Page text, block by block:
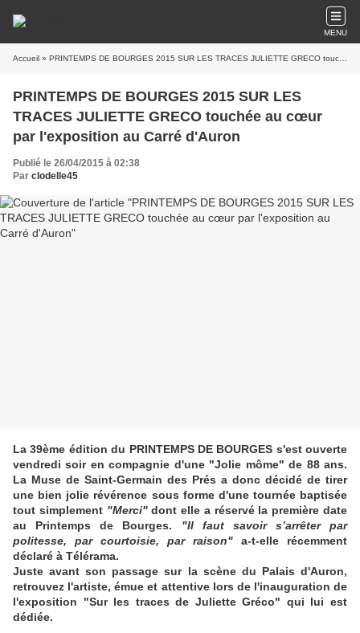
MENU
Accueil » PRINTEMPS DE BOURGES 2015 SUR LES TRACES JULIETTE GRECO touchée au cœur par l'exposition au Carré d'Auron
PRINTEMPS DE BOURGES 2015 SUR LES
TRACES JULIETTE GRECO touchée au cœur
par l'exposition au Carré d'Auron
Publié le 26/04/2015 à 02:38
Par clodelle45
La 39ème édition du PRINTEMPS DE BOURGES s'est ouverte
vendredi soir en compagnie d'une "Jolie môme" de 88 ans.
La Muse de Saint-Germain des Prés a donc décidé de tirer
une bien jolie révérence sous forme d'une tournée baptisée
tout simplement "Merci"dont elle a réservé la première date
au Printemps de Bourges. "Il faut savoir s’arrêter par
politesse, par courtoisie, par raison" a-t-elle récemment
déclaré à Télérama.
Juste avant son passage sur la scène du Palais d'Auron,
retrouvez l'artiste, émue et attentive lors de l'inauguration de
l'exposition "Sur les traces de Juliette Gréco" qui lui est
dédiée.